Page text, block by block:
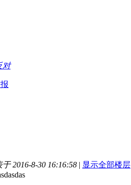
对
于 2016-8-30 16:16:58 | 显示全部楼层